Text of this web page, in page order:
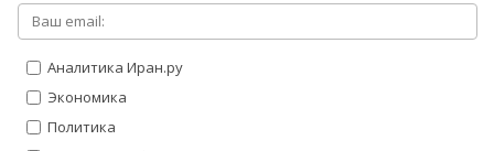
Аналитика Иран.ру
Экономика
Политика